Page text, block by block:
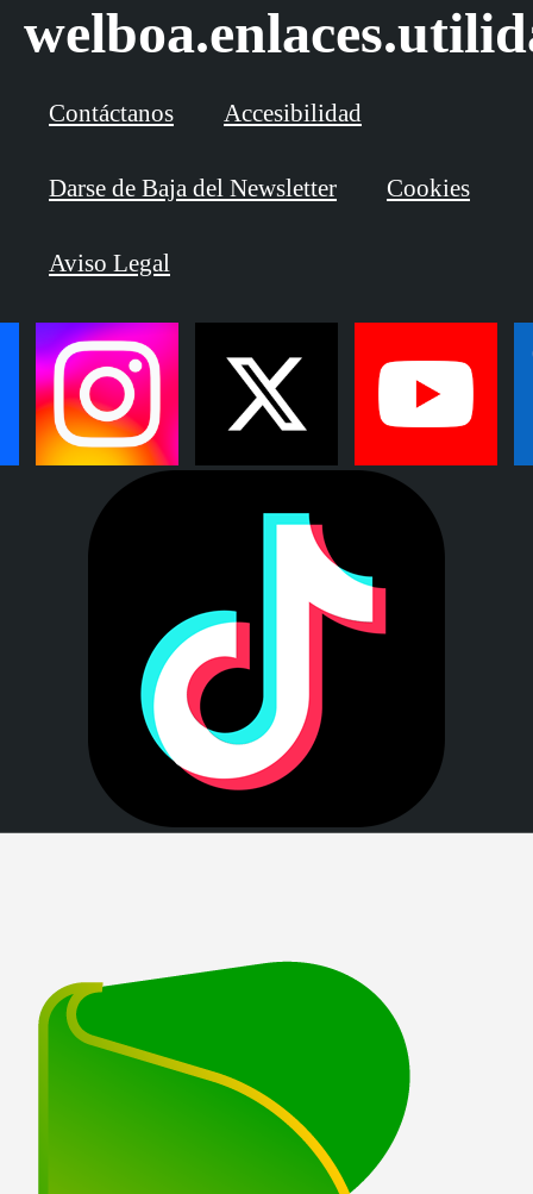
Contáctanos Accesibilidad
Darse de Baja del Newsletter Cookies
Aviso Legal